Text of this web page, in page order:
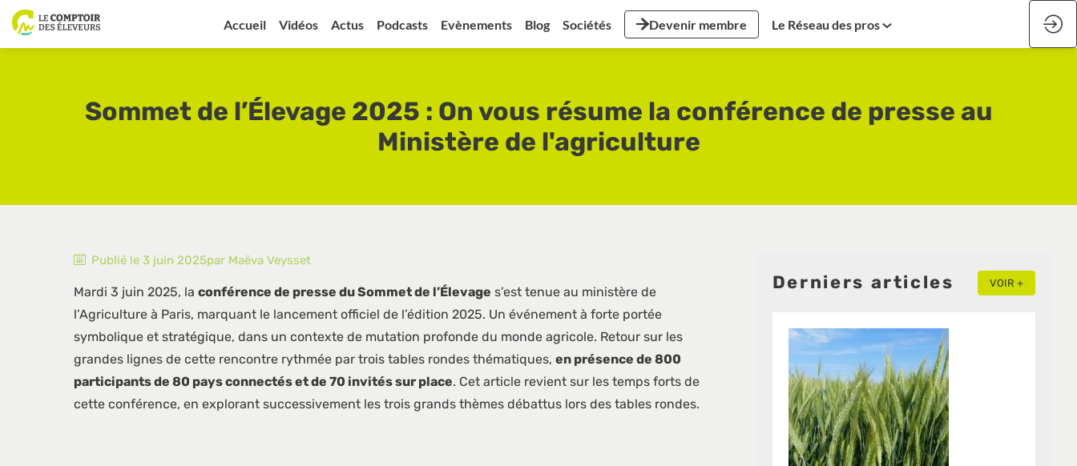
Accueil Vidéos Actus Podcasts Evènements Blog Sociétés Devenir membre Le Réseau des pros
Sommet de l’Élevage 2025 : On vous résume la conférence de presse au
Ministère de l'agriculture
Publié le 3 juin 2025par Maëva Veysset
Mardi 3 juin 2025, la conférence de presse du Sommet de l’Élevage s’est tenue au ministère de
l’Agriculture à Paris, marquant le lancement officiel de l’édition 2025. Un événement à forte portée
symbolique et stratégique, dans un contexte de mutation profonde du monde agricole. Retour sur les
grandes lignes de cette rencontre rythmée par trois tables rondes thématiques, en présence de 800
participants de 80 pays connectés et de 70 invités sur place. Cet article revient sur les temps forts de
cette conférence, en explorant successivement les trois grands thèmes débattus lors des tables rondes.
Derniers articles VOIR +